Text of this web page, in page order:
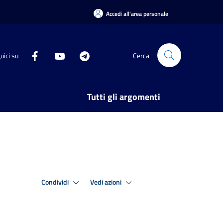
Accedi all'area personale
su Cerca
Tutti gli argomenti
Condividi Vedi azioni